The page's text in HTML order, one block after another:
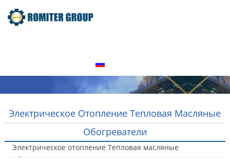
Электрическое Отопление Тепловая Масляные
Обогреватели
Электрическое отопление Тепловая масляные
обогреватели